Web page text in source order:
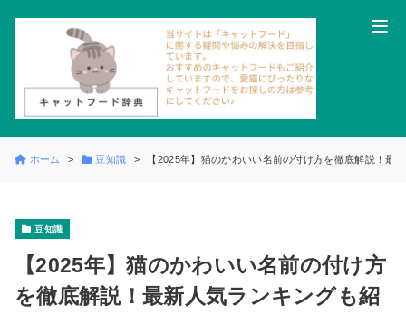
ホーム 豆知識 【2025年】猫のかわいい名前の付け方を徹底解説！最
豆知識
【2025年】猫のかわいい名前の付け方
を徹底解説！最新人気ランキングも紹